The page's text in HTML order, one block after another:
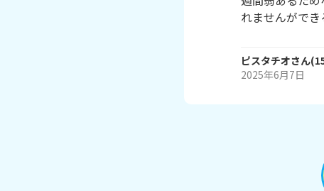
れませんができ
ピスタチオさん(
2025年6月7日